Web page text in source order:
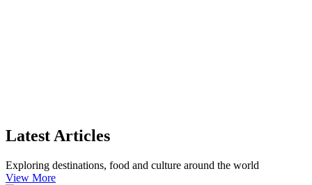
Latest Articles
Exploring destinations, food and culture around the world
View More